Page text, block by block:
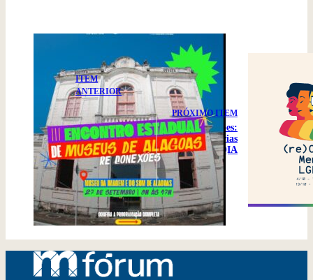
ITEM
ANTERIOR
III
ENCONTRO
ESTADUAL DE
MUSEUS DE
ALAGOAS:
PROGRAMA
(RE)
CONEXÕES
PRÓXIMO ITEM
(re)Conexões:
Memórias
LGBTQIA